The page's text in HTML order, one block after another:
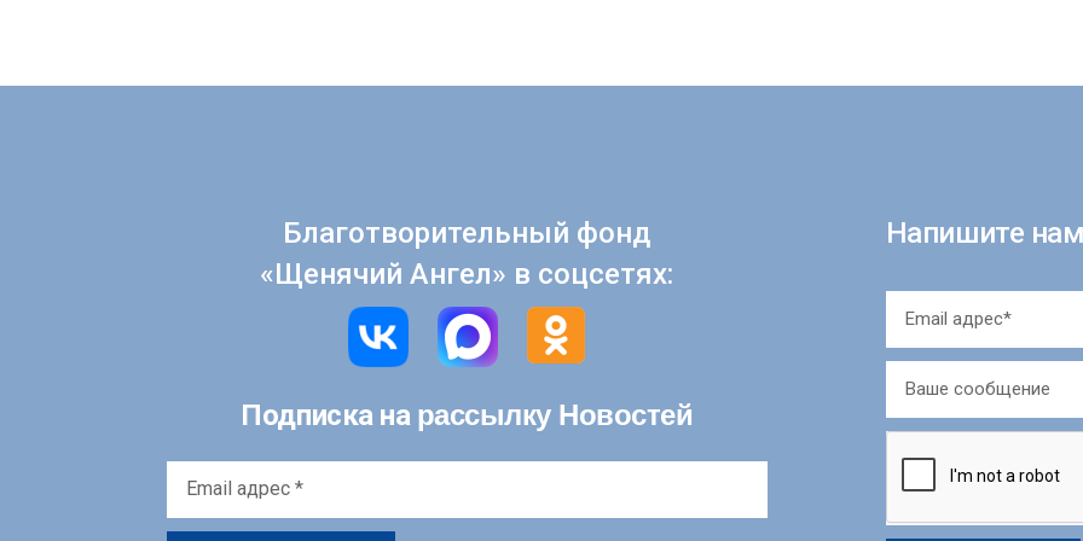
Благотворительный фонд
«Щенячий Ангел» в соцсетях:
Подписка на рассылку Новостей
Email
адрес
*
Напишите